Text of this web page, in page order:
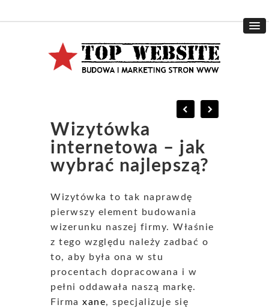
Wizytówka
internetowa – jak
wybrać najlepszą?
Wizytówka to tak naprawdę
pierwszy element budowania
wizerunku naszej firmy. Właśnie
z tego względu należy zadbać o
to, aby była ona w stu
procentach dopracowana i w
pełni oddawała naszą markę.
Firma xane, specjalizuje się